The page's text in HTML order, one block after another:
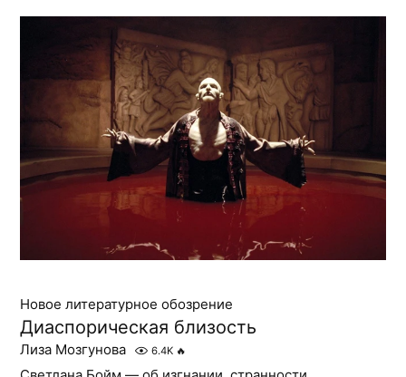
Новое литературное обозрение
Диаспорическая близость
Лиза Мозгунова 6.4K 🔥